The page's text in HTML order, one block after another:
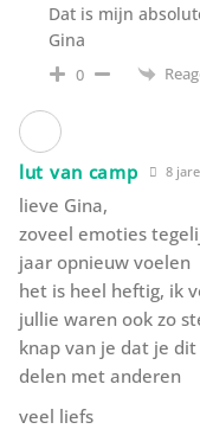
Dat is mijn
Gina
0
lut van camp 8
lieve Gina,
zoveel emoties
jaar opnieuw voelen
het is heel heftig, ik
jullie waren ook zo
knap van je dat je
delen met anderen
veel liefs